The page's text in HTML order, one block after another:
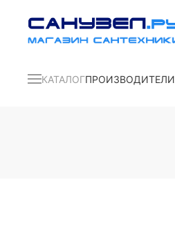
КАТАЛОГПРОИЗВОДИТЕЛИ